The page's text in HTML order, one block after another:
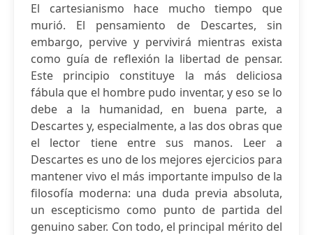
El cartesianismo hace mucho tiempo que
murió. El pensamiento de Descartes, sin
embargo, pervive y pervivirá mientras exista
como guía de reflexión la libertad de pensar.
Este principio constituye la más deliciosa
fábula que el hombre pudo inventar, y eso se lo
debe a la humanidad, en buena parte, a
Descartes y, especialmente, a las dos obras que
el lector tiene entre sus manos. Leer a
Descartes es uno de los mejores ejercicios para
mantener vivo el más importante impulso de la
filosofía moderna: una duda previa absoluta,
un escepticismo como punto de partida del
genuino saber. Con todo, el principal mérito del